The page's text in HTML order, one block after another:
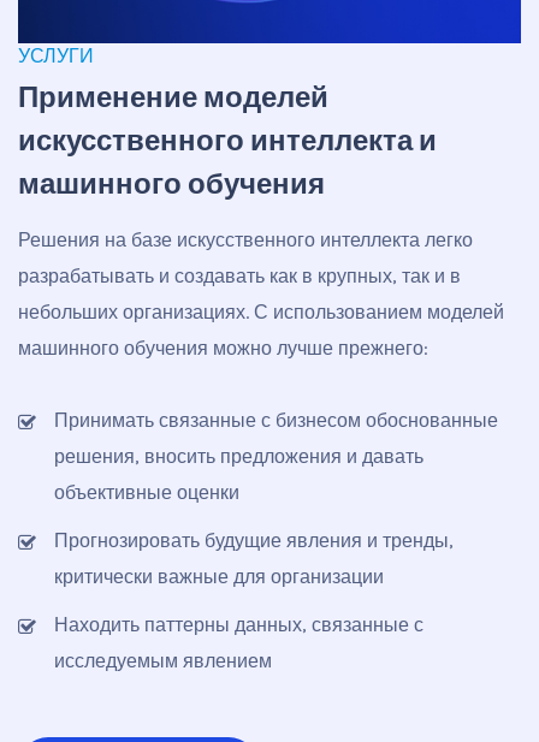
УСЛУГИ
Применение моделей
искусственного интеллекта и
машинного обучения
Решения на базе искусственного интеллекта легко
разрабатывать и создавать как в крупных, так и в
небольших организациях. С использованием моделей
машинного обучения можно лучше прежнего:
Принимать связанные с бизнесом обоснованные
решения, вносить предложения и давать
объективные оценки
Прогнозировать будущие явления и тренды,
критически важные для организации
Находить паттерны данных, связанные с
исследуемым явлением